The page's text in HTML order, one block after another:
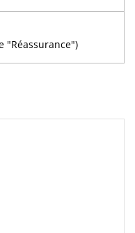
"Réassurance")